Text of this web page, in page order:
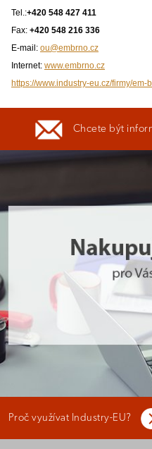
Tel.:+420 548 427 411
Fax: +420 548 216 336
E-mail: ou@embrno.cz
Internet: www.embrno.cz
https://www.industry-eu.cz/firmy/em-
Chcete být
Proč využívat Industry-EU?